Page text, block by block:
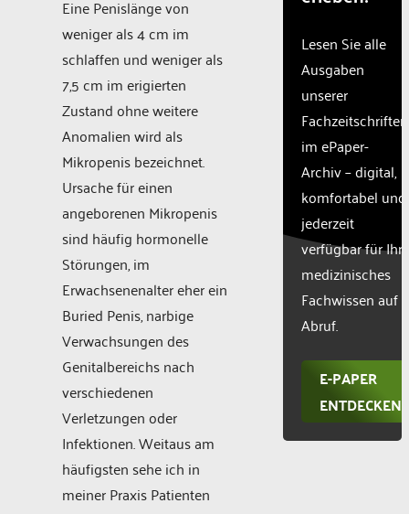
Eine Penislänge von
weniger als 4 cm im
schlaffen und weniger als
7,5 cm im erigierten
Zustand ohne weitere
Anomalien wird als
Mikropenis bezeichnet.
Ursache für einen
angeborenen Mikropenis
sind häufig hormonelle
Störungen, im
Erwachsenenalter eher ein
Buried Penis, narbige
Verwachsungen des
Genitalbereichs nach
verschiedenen
Verletzungen oder
Infektionen. Weitaus am
häufigsten sehe ich in
meiner Praxis Patienten
Lesen Sie alle
Ausgaben
unserer
Fachzeitschriften
im ePaper-
Archiv – digital,
komfortabel und
jederzeit
verfügbar für Ihr
medizinisches
Fachwissen auf
Abruf.
E-PAPER
ENTDECKEN